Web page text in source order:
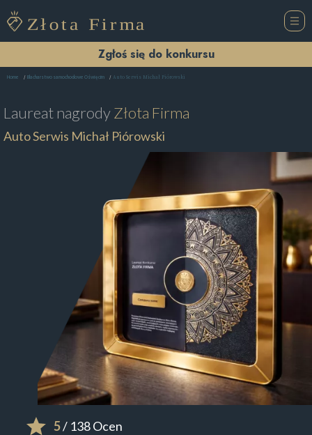
Zgłoś się do konkursu
Home Blacharstwo samochodowe Oświęcim Auto Serwis Michał Piórowski
Laureat nagrodyZłota Firma
Auto Serwis Michał Piórowski
5/ 138 Ocen